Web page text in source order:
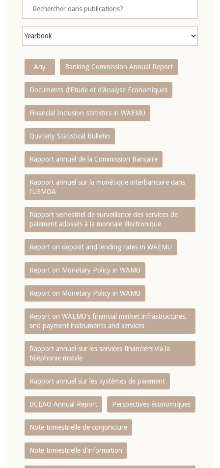
- Any - Banking Commission Annual Report
Documents d’Etude et d’Analyse Economiques
Financial Inclusion statistics in WAEMU
Quaterly Statistical Bulletin
Rapport annuel de la Commission Bancaire
Rapport annuel sur la monétique interbancaire dans
l'UEMOA
Rapport semestriel de surveillance des services de
paiement adossés à la monnaie électronique
Report on deposit and lending rates in WAEMU
Report on Monetary Policy in WAMU
Report on Monetary Policy in WAMU
Report on WAEMU’s financial market infrastructures,
and payment instruments and services
Rapport annuel sur les services financiers via la
téléphonie mobile
Rapport annuel sur les systèmes de paiement
BCEAO Annual Report Perspectives économiques
Note trimestrielle de conjoncture
Note trimestrielle d‘information